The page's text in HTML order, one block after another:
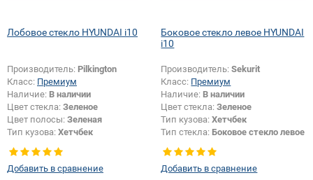
Лобовое стекло HYUNDAI i10
Производитель: Pilkington
Класс: Премиум
Наличие: В наличии
Цвет стекла: Зеленое
Цвет полосы: Зеленая
Тип кузова: Хетчбек
Добавить в сравнение
Боковое стекло левое HYUNDAI
i10
Производитель:Sekurit
Класс: Премиум
Наличие: В наличии
Цвет стекла:Зеленое
Тип кузова:Хетчбек
Тип стекла: Боковое стекло левое
Добавить в сравнение